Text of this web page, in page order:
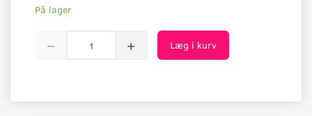
På lager
Læg i kurv